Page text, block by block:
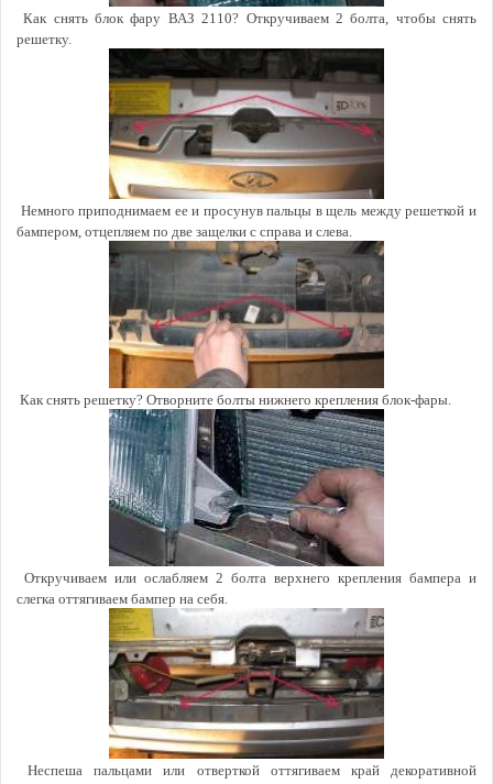
Как снять блок фару ВАЗ 2110? Откручиваем 2 болта, чтобы снять
решетку.
Немного приподнимаем ее и проcунув пальцы в щель между решеткой и
бампером, отцепляем по две защелки с справа и слева.
Как снять решетку? Отворните болты нижнего крепления блок-фары.
Откручиваем или ослабляем 2 болта верхнего крепления бампера и
слегка оттягиваем бампер на себя.
Неспеша пальцами или отверткой оттягиваем край декоративной